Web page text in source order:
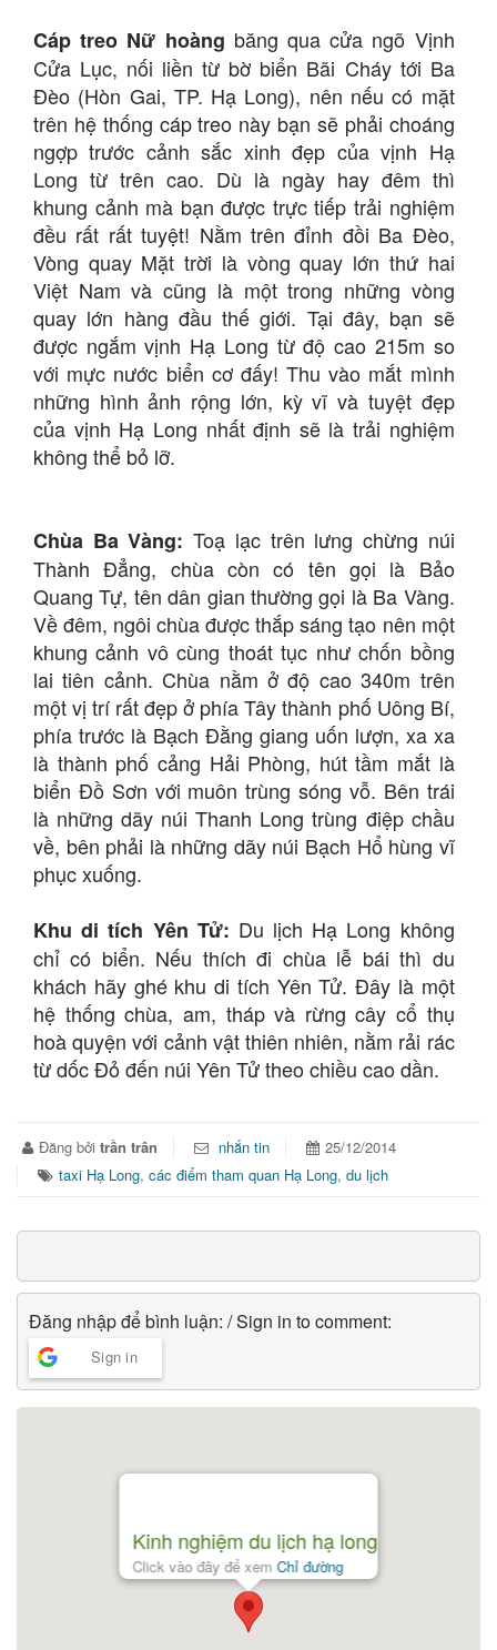
Cáp treo Nữ hoàng băng qua cửa ngõ Vịnh
Cửa Lục, nối liền từ bờ biển Bãi Cháy tới Ba
Đèo (Hòn Gai, TP. Hạ Long), nên nếu có mặt
trên hệ thống cáp treo này bạn sẽ phải choáng
ngợp trước cảnh sắc xinh đẹp của vịnh Hạ
Long từ trên cao. Dù là ngày hay đêm thì
khung cảnh mà bạn được trực tiếp trải nghiệm
đều rất rất tuyệt! Nằm trên đỉnh đồi Ba Đèo,
Vòng quay Mặt trời là vòng quay lớn thứ hai
Việt Nam và cũng là một trong những vòng
quay lớn hàng đầu thế giới. Tại đây, bạn sẽ
được ngắm vịnh Hạ Long từ độ cao 215m so
với mực nước biển cơ đấy! Thu vào mắt mình
những hình ảnh rộng lớn, kỳ vĩ và tuyệt đẹp
của vịnh Hạ Long nhất định sẽ là trải nghiệm
không thể bỏ lỡ.
Chùa Ba Vàng: Toạ lạc trên lưng chừng núi
Thành Đẳng, chùa còn có tên gọi là Bảo
Quang Tự, tên dân gian thường gọi là Ba Vàng.
Về đêm, ngôi chùa được thắp sáng tạo nên một
khung cảnh vô cùng thoát tục như chốn bồng
lai tiên cảnh. Chùa nằm ở độ cao 340m trên
một vị trí rất đẹp ở phía Tây thành phố Uông Bí,
phía trước là Bạch Đằng giang uốn lượn, xa xa
là thành phố cảng Hải Phòng, hút tầm mắt là
biển Đồ Sơn với muôn trùng sóng vỗ. Bên trái
là những dãy núi Thanh Long trùng điệp chầu
về, bên phải là những dãy núi Bạch Hổ hùng vĩ
phục xuống.
Khu di tích Yên Tử: Du lịch Hạ Long không
chỉ có biển. Nếu thích đi chùa lễ bái thì du
khách hãy ghé khu di tích Yên Tử. Đây là một
hệ thống chùa, am, tháp và rừng cây cổ thụ
hoà quyện với cảnh vật thiên nhiên, nằm rải rác
từ dốc Đỏ đến núi Yên Tử theo chiều cao dần.
Đăng bởi trần trân nhắn tin
25/12/2014
taxi Hạ Long, các điểm tham quan Hạ Long, du lịch
Đăng nhập để bình luận: / Sign in to comment:
Sign in
Kinh nghiệm du lịch hạ long
Click vào đây để xemChỉ đường